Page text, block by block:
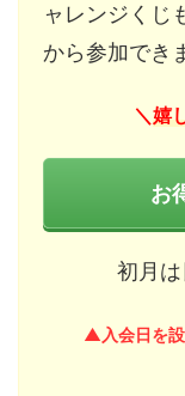
ャレンジくじ
から参加でき
＼ 嬉
お
初月
▲入会日を設